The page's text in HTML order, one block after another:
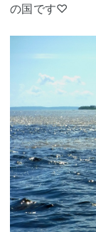
の国です♡